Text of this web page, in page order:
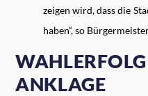
zeigen wird, dass die
haben“, so
ANKLAGE